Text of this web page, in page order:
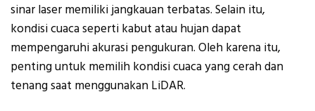
sinar laser memiliki jangkauan terbatas. Selain itu,
kondisi cuaca seperti kabut atau hujan dapat
mempengaruhi akurasi pengukuran. Oleh karena itu,
penting untuk memilih kondisi cuaca yang cerah dan
tenang saat menggunakan LiDAR.